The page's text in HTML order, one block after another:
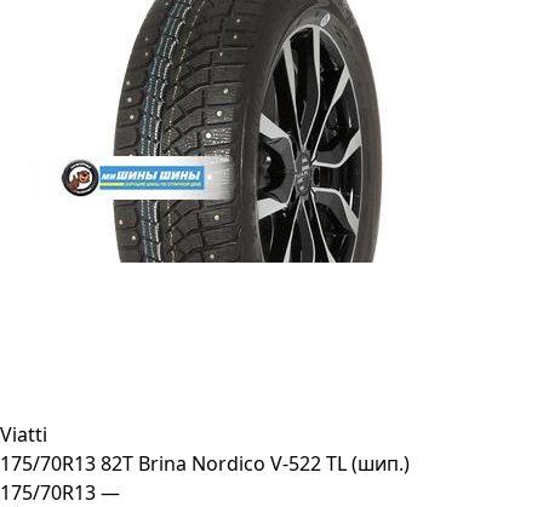
Viatti
175/70R13 82T Brina Nordico V-522 TL (шип.)
175/70R13 —